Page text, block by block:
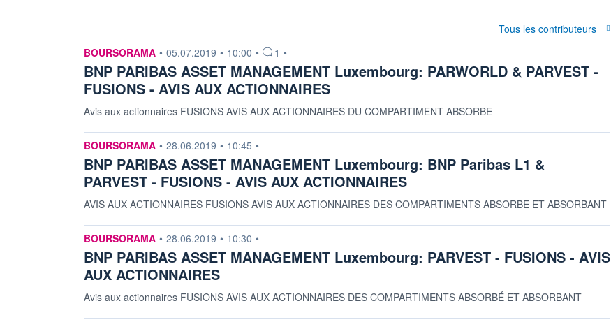
Tous les contributeurs
information fournie par
BOURSORAMA • 05.07.2019 • 10:00 • 1 •
BNP PARIBAS ASSET MANAGEMENT Luxembourg: PARWORLD & PARVEST -
FUSIONS - AVIS AUX ACTIONNAIRES
Avis aux actionnaires FUSIONS AVIS AUX ACTIONNAIRES DU COMPARTIMENT ABSORBE
information fournie par
BOURSORAMA • 28.06.2019 • 10:45 •
BNP PARIBAS ASSET MANAGEMENT Luxembourg: BNP Paribas L1 &
PARVEST - FUSIONS - AVIS AUX ACTIONNAIRES
AVIS AUX ACTIONNAIRES FUSIONS AVIS AUX ACTIONNAIRES DES COMPARTIMENTS ABSORBE ET ABSORBANT
information fournie par
BOURSORAMA • 28.06.2019 • 10:30 •
BNP PARIBAS ASSET MANAGEMENT Luxembourg: PARVEST - FUSIONS - AVIS
AUX ACTIONNAIRES
Avis aux actionnaires FUSIONS AVIS AUX ACTIONNAIRES DES COMPARTIMENTS ABSORBÉ ET ABSORBANT